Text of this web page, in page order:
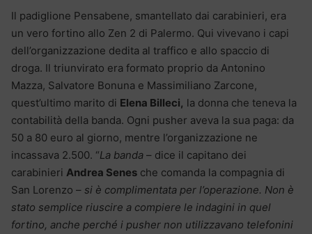
Il padiglione Pensabene, smantellato dai carabinieri, era
un vero fortino allo Zen 2 di Palermo. Qui vivevano i capi
dell’organizzazione dedita al traffico e allo spaccio di
droga. Il triunvirato era formato proprio da Antonino
Mazza, Salvatore Bonuna e Massimiliano Zarcone,
quest’ultimo marito di Elena Billeci, la donna che teneva la
contabilità della banda. Ogni pusher aveva la sua paga: da
50 a 80 euro al giorno, mentre l’organizzazione ne
incassava 2.500. “La banda – dice il capitano dei
carabinieri Andrea Senes che comanda la compagnia di
San Lorenzo – si è complimentata per l’operazione. Non è
stato semplice riuscire a compiere le indagini in quel
fortino, anche perché i pusher non utilizzavano telefonini